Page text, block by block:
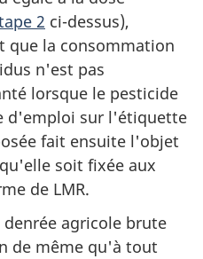
2 ci-dessus),
que la consommation
n'est pas
lorsque le pesticide
d'emploi sur l'étiquette
fait ensuite l'objet
soit fixée aux
de LMR.
denrée agricole brute
de même qu'à tout